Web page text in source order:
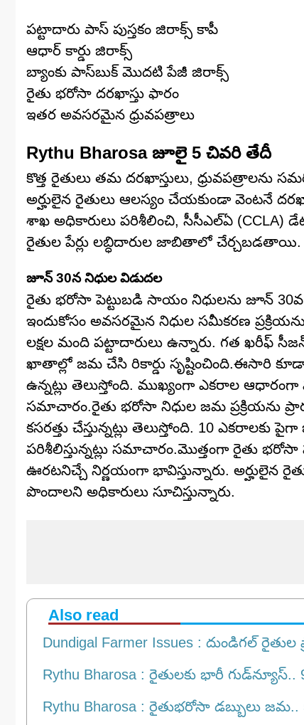
పట్టాదారు పాస్ పుస్తకం జిరాక్స్ కాపీ
ఆధార్ కార్డు జిరాక్స్
బ్యాంకు పాస్‌బుక్ మొదటి పేజీ జిరాక్స్
రైతు భరోసా దరఖాస్తు ఫారం
ఇతర అవసరమైన ధ్రువపత్రాలు
Rythu Bharosa జూలై 5 చివరి తేదీ
కొత్త రైతులు తమ దరఖాస్తులు, ధ్రువపత్రాలను
అర్హులైన రైతులు ఆలస్యం చేయకుండా వెంటనే
శాఖ అధికారులు పరిశీలించి, సీసీఎల్‌ఏ (CCLA)
రైతుల పేర్లు లబ్ధిదారుల జాబితాలో చేర్చబడతాయి.
జూన్ 30న నిధుల విడుదల
రైతు భరోసా పెట్టుబడి సాయం నిధులను జూన్ 30వ
ఇందుకోసం అవసరమైన నిధుల సమీకరణ
లక్షల మంది పట్టాదారులు ఉన్నారు. గత ఖరీఫ్
ఖాతాల్లో జమ చేసి రికార్డు సృష్టించింది.ఈసారి
ఉన్నట్లు తెలుస్తోంది. ముఖ్యంగా ఎకరాల
సమాచారం.రైతు భరోసా నిధుల జమ ప్రక్రియను
కసరత్తు చేస్తున్నట్లు తెలుస్తోంది. 10
పరిశీలిస్తున్నట్లు సమాచారం.మొత్తంగా రైతు భరోసా
ఊరటనిచ్చే నిర్ణయంగా భావిస్తున్నారు. అర్హులైన
పొందాలని అధికారులు సూచిస్తున్నారు.
Also read
Dundigal Farmer Issues : దుండిగల్‌
Rythu Bharosa : రైతులకు భారీ
Rythu Bharosa : రైతుభరోసా డబ్బులు